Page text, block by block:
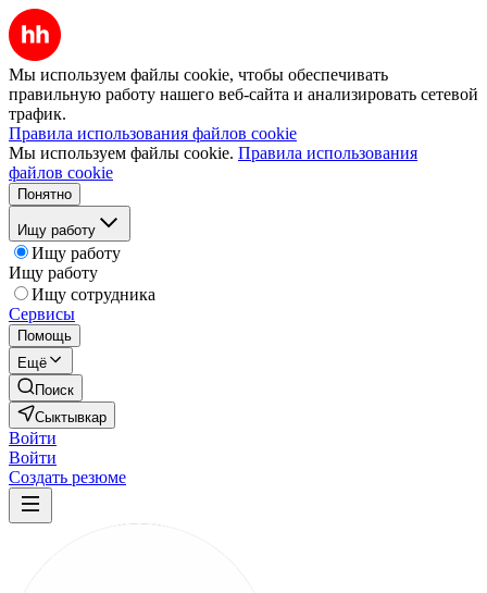
Мы используем файлы cookie, чтобы обеспечивать
правильную работу нашего веб-сайта и анализировать сетевой
трафик.
Правила использования файлов cookie
Мы используем файлы cookie. Правила использования
файлов cookie
Понятно
Ищу работу
Ищу работу
Ищу работу
Ищу сотрудника
Сервисы
Помощь
Ещё
Поиск
Сыктывкар
Войти
Войти
Создать резюме